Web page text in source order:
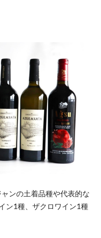
ンの土着品種や代表的な
ン1種、ザクロワイン1種